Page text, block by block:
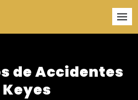
de Accidentes
Keyes